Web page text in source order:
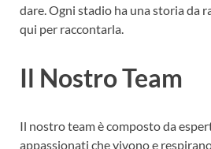
dare. Ogni stadio ha una storia da
qui per raccontarla.
Il Nostro Team
Il nostro team è composto da
appassionati che vivono e